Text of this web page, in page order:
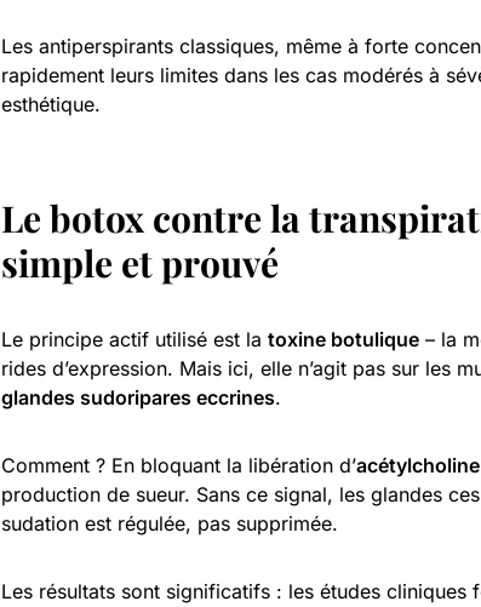
Les antiperspirants classiques, même à forte
rapidement leurs limites dans les cas modérés à
esthétique.
Le botox contre la
simple et prouvé
Le principe actif utilisé est la toxine botulique – la
rides d’expression. Mais ici, elle n’agit pas sur les
glandes sudoripares eccrines.
Comment ? En bloquant la libération d’acétylcholine
production de sueur. Sans ce signal, les glandes
sudation est régulée, pas supprimée.
Les résultats sont significatifs : les études cliniques